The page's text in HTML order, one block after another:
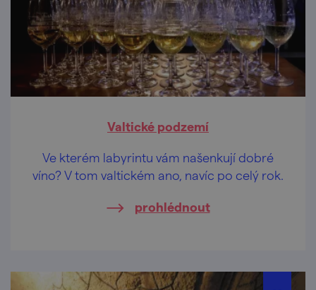
Valtické podzemí
Ve kterém labyrintu vám našenkují dobré
víno? V tom valtickém ano, navíc po celý rok.
prohlédnout